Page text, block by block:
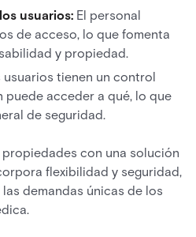
usuarios: El personal
de acceso, lo que fomenta
y propiedad.
usuarios tienen un control
acceder a qué, lo que
de seguridad.
con una solución
flexibilidad y seguridad,
demandas únicas de los